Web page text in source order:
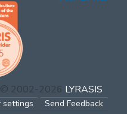
© 2002-2026 LYRASIS
settings Send Feedback